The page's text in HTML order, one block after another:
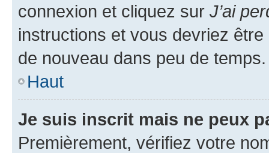
connexion et cliquez sur J’ai
instructions et vous devriez
de nouveau dans peu de temps.
Haut
Je suis inscrit mais ne peux
Premièrement, vérifiez votre